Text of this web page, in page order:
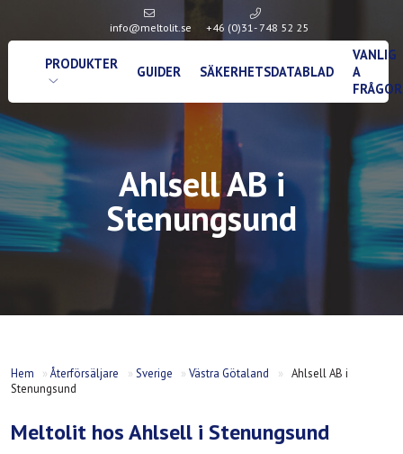
info@meltolit.se +46 (0)31- 748 52 25
PRODUKTER GUIDER SÄKERHETSDATABLAD
VANLIG
A
FRÅGOR
Ahlsell AB i
Stenungsund
Hem »Återförsäljare » Sverige »Västra Götaland » Ahlsell AB i
Stenungsund
Meltolit hos Ahlsell i Stenungsund